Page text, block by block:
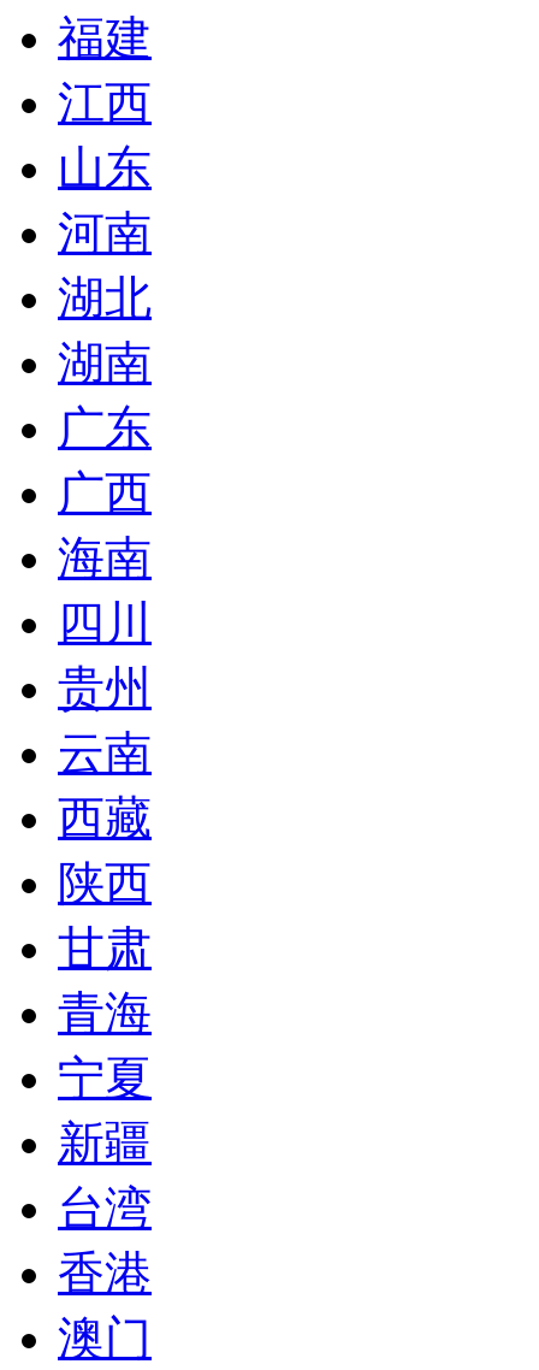
福建
江西
山东
河南
湖北
湖南
广东
广西
海南
四川
贵州
云南
西藏
陕西
甘肃
青海
宁夏
新疆
台湾
香港
澳门